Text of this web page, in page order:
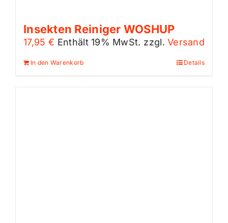
Insekten Reiniger WOSHUP
17,95 € Enthält 19% MwSt. zzgl.Versand
In den Warenkorb Details